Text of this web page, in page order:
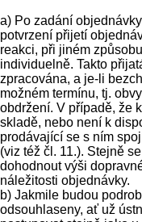
a) Po zadání
potvrzení přijetí
reakci, při jiném
individuelně. Takto
zpracována, a je-li
možném termínu, tj.
obdržení. V případě, že
skladě, nebo není k
prodávající se s ním
(viz též čl. 11.). Stejně
dohodnout výši
náležitosti objednávky.
b) Jakmile budou
odsouhlaseny, ať už